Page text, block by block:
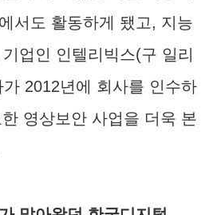
서도 활동하게 됐고, 지능
업인 인텔리빅스(구 일리
2012년에 회사를 인수하
영상보안 사업을 더욱 본